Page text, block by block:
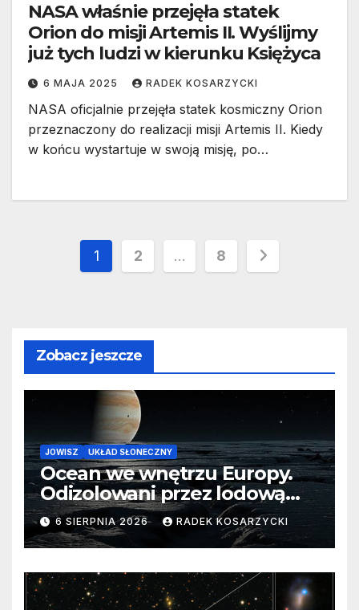
NASA właśnie przejęła statek
Orion do misji Artemis II. Wyślijmy
już tych ludzi w kierunku Księżyca
6 MAJA 2025 RADEK KOSARZYCKI
NASA oficjalnie przejęła statek kosmiczny Orion
przeznaczony do realizacji misji Artemis II. Kiedy
w końcu wystartuje w swoją misję, po…
Stronicowanie
1 2 … 8
Zobacz jeszcze
JOWISZ UKŁAD SŁONECZNY
Ocean we wnętrzu Europy.
Odizolowani przez lodową
barierę
6 SIERPNIA 2026 RADEK KOSARZYCKI